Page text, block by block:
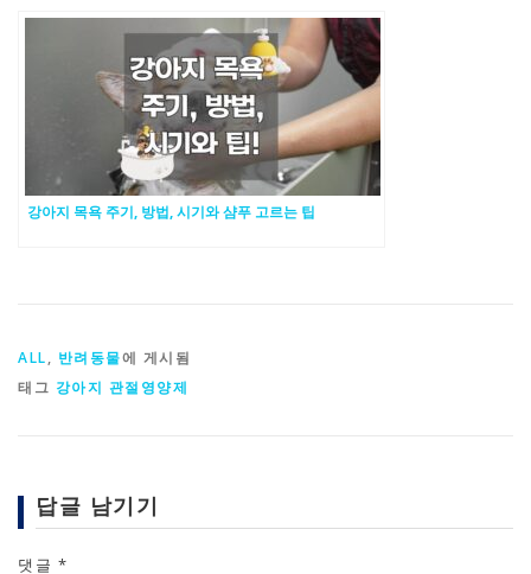
강아지 목욕 주기, 방법, 시기와 샴푸 고르는 팁
ALL, 반려동물에 게시됨
태그 강아지 관절영양제
답글 남기기
댓글 *